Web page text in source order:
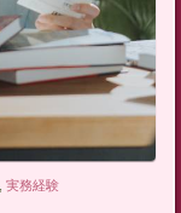
,実務経験